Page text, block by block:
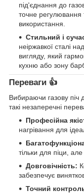
під'єднання до
точне
використання.
Стильний і
неіржавкої сталі
вигляду, який
кухню або зону
Переваги 👍
Вибираючи газову піч
такі незаперечні
Професійна
нагрівання для
тільки для піци,
Довговічність:
забезпечує
Точний